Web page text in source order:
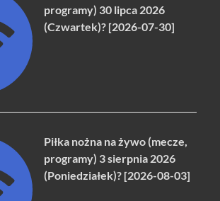
programy) 30 lipca 2026
(Czwartek)? [2026-07-30]
Piłka nożna na żywo (mecze,
programy) 3 sierpnia 2026
(Poniedziałek)? [2026-08-03]